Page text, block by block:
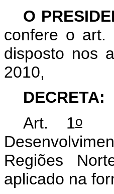
O
confere o art.
disposto nos
2010,
DECRETA:
Art. 1oO
Regiões
aplicado na